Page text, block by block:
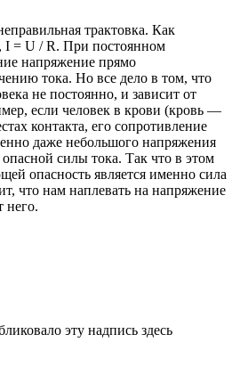
трактовка. Как
I = U / R. При постоянном
напряжение прямо
тока. Но все дело в том, что
не постоянно, и зависит от
если человек в крови (кровь —
контакта, его сопротивление
даже небольшого напряжения
опасной силы тока. Так что в этом
опасность является именно сила
что нам наплевать на напряжение
него.
эту надпись здесь